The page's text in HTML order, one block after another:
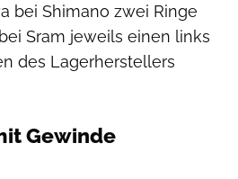
bei Shimano zwei Ringe
Sram jeweils einen links
des Lagerherstellers
Gewinde